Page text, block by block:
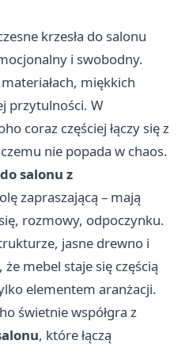
krzesła do salonu
i swobodny.
miękkich
przytulności. W
coraz częściej łączy się z
nie popada w chaos.
salonu z
zapraszającą – mają
rozmowy, odpoczynku.
jasne drewno i
mebel staje się częścią
elementem aranżacji.
świetnie współgra z
, które łączą